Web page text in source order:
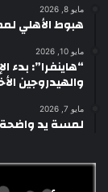
مايو 8, 2026
هبوط الأهلي
مايو 10, 2026
“هاينفرا”: بدء
والهيدروجين
مايو 7, 2026
لمسة يد